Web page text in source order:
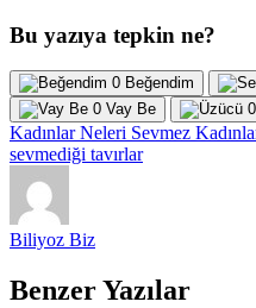
Bu yazıya tepkin ne?
0 Beğendim
0 Vay Be 0
Kadınlar Neleri Sevmez
sevmediği tavırlar
Biliyoz Biz
Benzer Yazılar